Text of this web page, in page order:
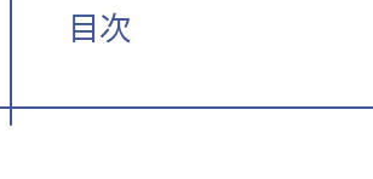
目次